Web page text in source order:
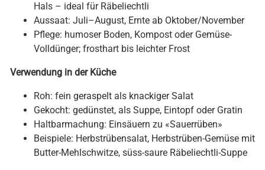
Hals – ideal für Räbeliechtli
Aussaat: Juli–August, Ernte ab Oktober/November
Pflege: humoser Boden, Kompost oder Gemüse-
Volldünger; frosthart bis leichter Frost
Verwendung in der Küche
Roh: fein geraspelt als knackiger Salat
Gekocht: gedünstet, als Suppe, Eintopf oder Gratin
Haltbarmachung: Einsäuern zu «Sauerrüben»
Beispiele: Herbstrübensalat, Herbstrüben-Gemüse mit
Butter-Mehlschwitze, süss-saure Räbeliechtli-Suppe